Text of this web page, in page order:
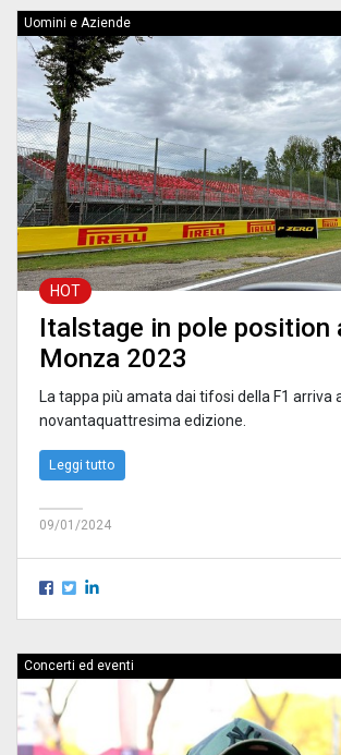
Uomini e Aziende
HOT
Italstage in pole position
Monza 2023
La tappa più amata dai tifosi della F1 arriva
novantaquattresima edizione.
Leggi tutto
09/01/2024
Concerti ed eventi